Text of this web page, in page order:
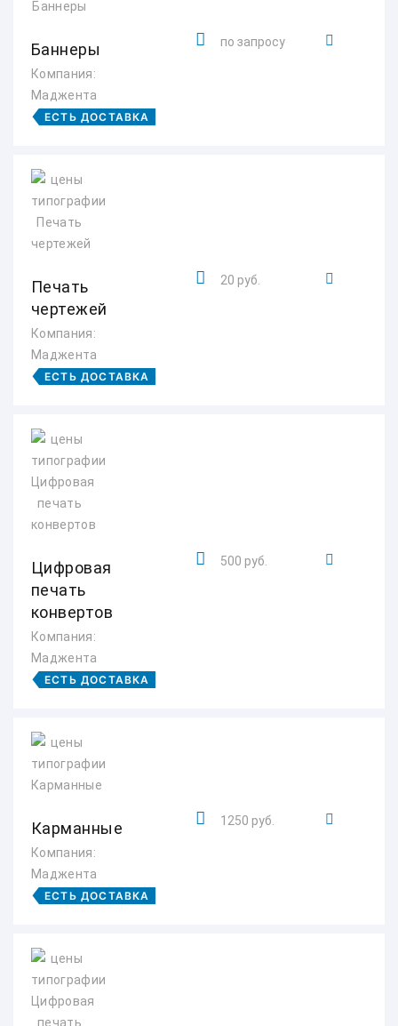
Баннеры
Компания:
Маджента
ЕСТЬ ДОСТАВКА
по запросу
Печать
чертежей
Компания:
Маджента
ЕСТЬ ДОСТАВКА
20 руб.
Цифровая
печать
конвертов
Компания:
Маджента
ЕСТЬ ДОСТАВКА
500 руб.
Карманные
Компания:
Маджента
ЕСТЬ ДОСТАВКА
1250 руб.